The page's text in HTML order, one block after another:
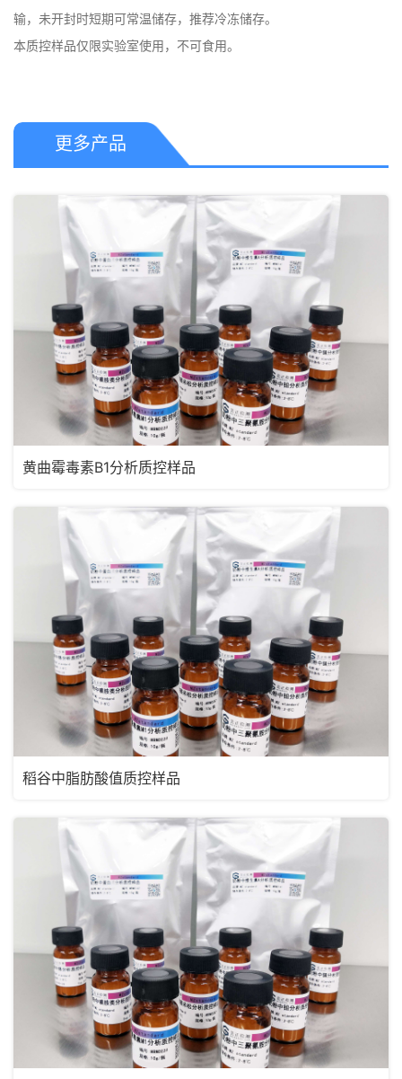
输，未开封时短期可常温储存，推荐冷冻储存。
本质控样品仅限实验室使用，不可食用。
更多产品
黄曲霉毒素B1分析质控样品
稻谷中脂肪酸值质控样品